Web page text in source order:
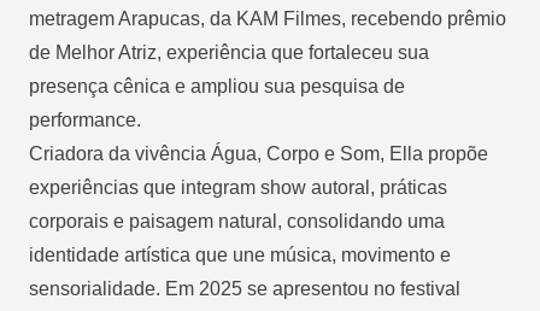
metragem Arapucas, da KAM Filmes, recebendo prêmio
de Melhor Atriz, experiência que fortaleceu sua
presença cênica e ampliou sua pesquisa de
performance.
Criadora da vivência Água, Corpo e Som, Ella propõe
experiências que integram show autoral, práticas
corporais e paisagem natural, consolidando uma
identidade artística que une música, movimento e
sensorialidade. Em 2025 se apresentou no festival